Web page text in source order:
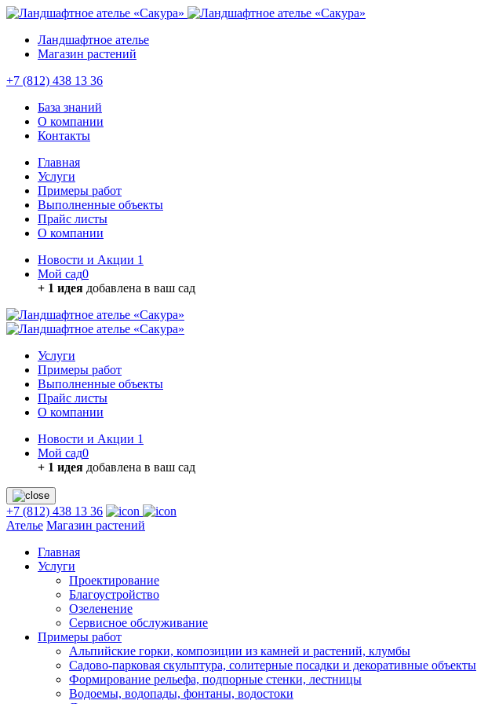
Ландшафтное ателье
Магазин растений
+7 (812) 438 13 36
База знаний
О компании
Контакты
Главная
Услуги
Примеры работ
Выполненные объекты
Прайс листы
О компании
Новости и Акции 1
Мой сад0
+ 1 идея добавлена в ваш сад
Услуги
Примеры работ
Выполненные объекты
Прайс листы
О компании
Новости и Акции 1
Мой сад0
+ 1 идея добавлена в ваш сад
+7 (812) 438 13 36
Ателье Магазин растений
Главная
Услуги
Проектирование
Благоустройство
Озеленение
Сервисное обслуживание
Примеры работ
Альпийские горки, композиции из камней и растений, клумбы
Садово-парковая скульптура, солитерные посадки и декоративные объекты
Формирование рельефа, подпорные стенки, лестницы
Водоемы, водопады, фонтаны, водостоки